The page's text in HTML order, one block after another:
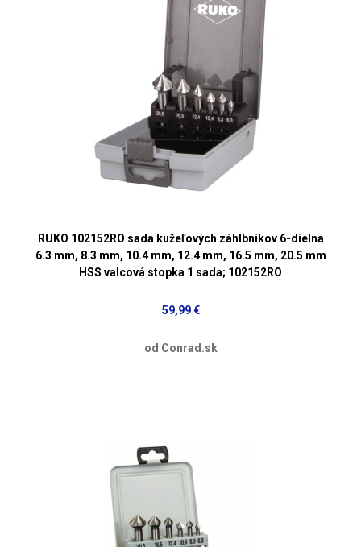
RUKO 102152RO sada kužeľových záhlbníkov 6-dielna
6.3 mm, 8.3 mm, 10.4 mm, 12.4 mm, 16.5 mm, 20.5 mm
HSS valcová stopka 1 sada; 102152RO
59,99 €
od Conrad.sk